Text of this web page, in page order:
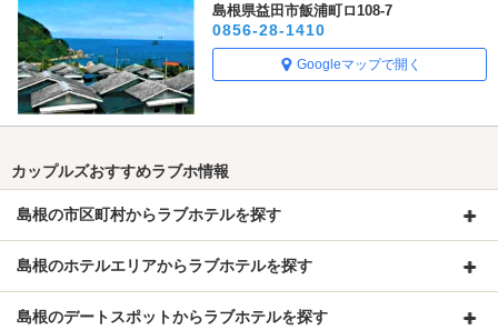
島根県益田市飯浦町ロ108-7
0856-28-1410
Googleマップで開く
カップルズおすすめラブホ情報
島根の市区町村からラブホテルを探す
島根のホテルエリアからラブホテルを探す
島根のデートスポットからラブホテルを探す